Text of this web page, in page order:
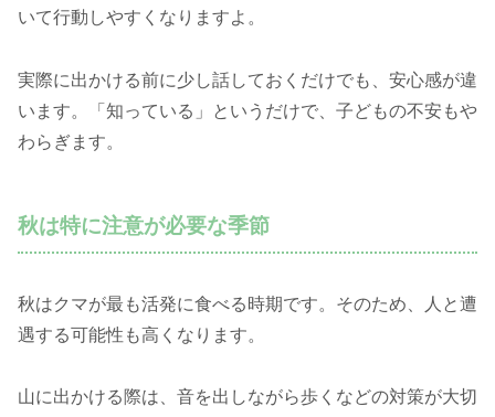
いて行動しやすくなりますよ。
実際に出かける前に少し話しておくだけでも、安心感が違
います。「知っている」というだけで、子どもの不安もや
わらぎます。
秋は特に注意が必要な季節
秋はクマが最も活発に食べる時期です。そのため、人と遭
遇する可能性も高くなります。
山に出かける際は、音を出しながら歩くなどの対策が大切